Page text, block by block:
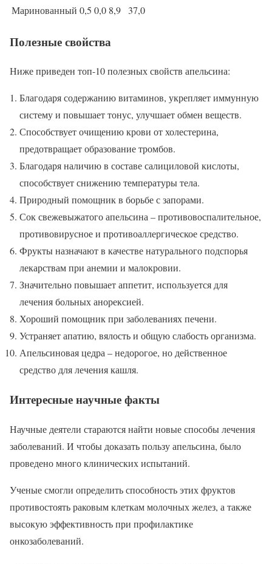
Маринованный 0,5 0,0 8,9 37,0
Полезные свойства
Ниже приведен топ-10 полезных свойств апельсина:
Благодаря содержанию витаминов, укрепляет иммунную
систему и повышает тонус, улучшает обмен веществ.
Способствует очищению крови от холестерина,
предотвращает образование тромбов.
Благодаря наличию в составе салициловой кислоты,
способствует снижению температуры тела.
Природный помощник в борьбе с запорами.
Сок свежевыжатого апельсина – противовоспалительное,
противовирусное и противоаллергическое средство.
Фрукты назначают в качестве натурального подспорья
лекарствам при анемии и малокровии.
Значительно повышает аппетит, используется для
лечения больных анорексией.
Хороший помощник при заболеваниях печени.
Устраняет апатию, вялость и общую слабость организма.
Апельсиновая цедра – недорогое, но действенное
средство для лечения кашля.
Интересные научные факты
Научные деятели стараются найти новые способы лечения
заболеваний. И чтобы доказать пользу апельсина, было
проведено много клинических испытаний.
Ученые смогли определить способность этих фруктов
противостоять раковым клеткам молочных желез, а также
высокую эффективность при профилактике
онкозаболеваний.